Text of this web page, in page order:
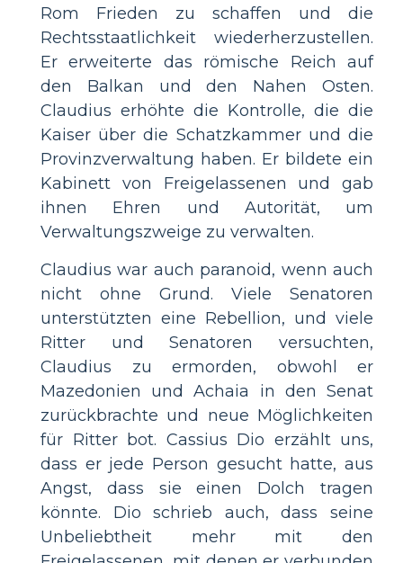
Rom Frieden zu schaffen und die
Rechtsstaatlichkeit wiederherzustellen.
Er erweiterte das römische Reich auf
den Balkan und den Nahen Osten.
Claudius erhöhte die Kontrolle, die die
Kaiser über die Schatzkammer und die
Provinzverwaltung haben. Er bildete ein
Kabinett von Freigelassenen und gab
ihnen Ehren und Autorität, um
Verwaltungszweige zu verwalten.
Claudius war auch paranoid, wenn auch
nicht ohne Grund. Viele Senatoren
unterstützten eine Rebellion, und viele
Ritter und Senatoren versuchten,
Claudius zu ermorden, obwohl er
Mazedonien und Achaia in den Senat
zurückbrachte und neue Möglichkeiten
für Ritter bot. Cassius Dio erzählt uns,
dass er jede Person gesucht hatte, aus
Angst, dass sie einen Dolch tragen
könnte. Dio schrieb auch, dass seine
Unbeliebtheit mehr mit den